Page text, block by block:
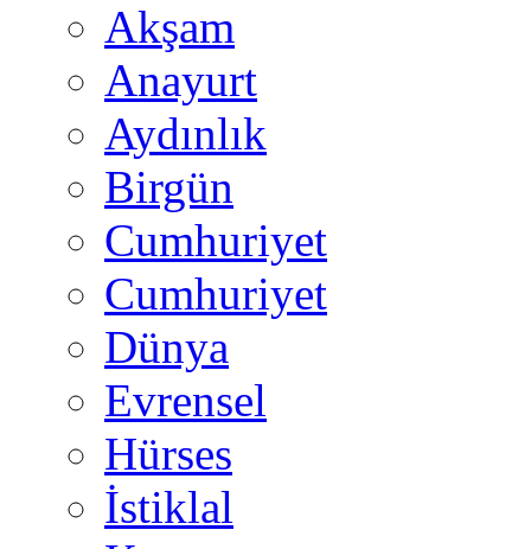
Akşam
Anayurt
Aydınlık
Birgün
Cumhuriyet
Cumhuriyet
Dünya
Evrensel
Hürses
İstiklal